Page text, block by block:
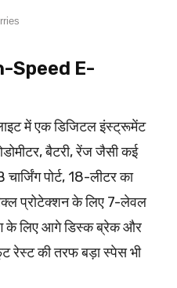
Speed E-
में एक डिजिटल इंस्ट्रूमेंट
बैटरी, रेंज जैसी कई
पोर्ट, 18-लीटर का
प्रोटेक्शन के लिए 7-लेवल
के लिए आगे डिस्क ब्रेक और
रेस्ट की तरफ बड़ा स्पेस भी